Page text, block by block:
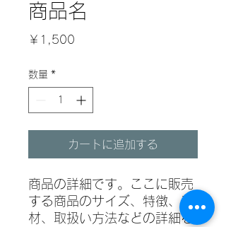
商品名
￥1,500
数量 *
カートに追加する
商品の詳細です。ここに販売
する商品のサイズ、特徴、素
材、取扱い方法などの詳細を